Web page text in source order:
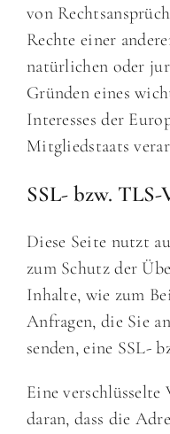
von
Rechte einer
natürlichen oder
Gründen eines
Interesses der
Mitgliedstaats
SSL- bzw. TLS-
Diese Seite nutzt
zum Schutz der
Inhalte, wie zum
Anfragen, die Sie
senden, eine SSL-
Eine verschlüsselte
daran, dass die